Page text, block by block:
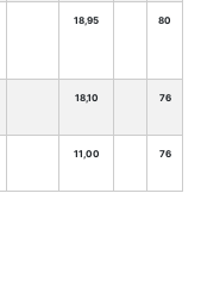
18,95 80
18,10 76
11,00 76